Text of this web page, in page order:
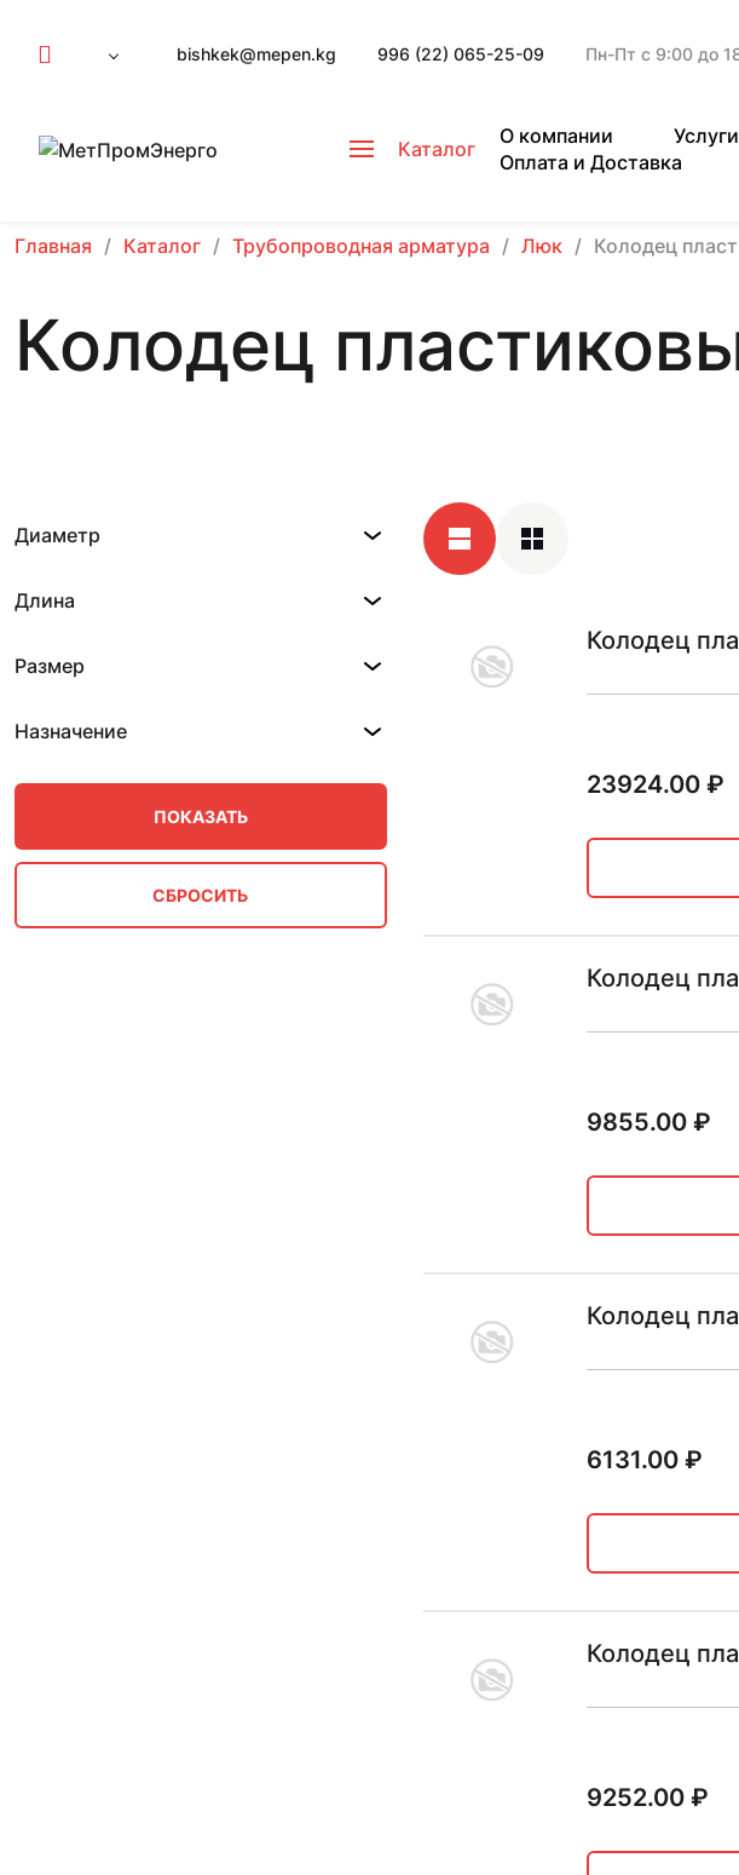
bishkek@mepen.kg 996 (22) 065-25-09 Пн-Пт с 9:00 до
Каталог
О компании Услуги
Оплата и Доставка
Главная Каталог Трубопроводная арматура Люк Колодец
Колодец
Диаметр
Длина
Размер
Назначение
Колодец
23924.00₽
Колодец
9855.00₽
Колодец
6131.00₽
Колодец
9252.00₽